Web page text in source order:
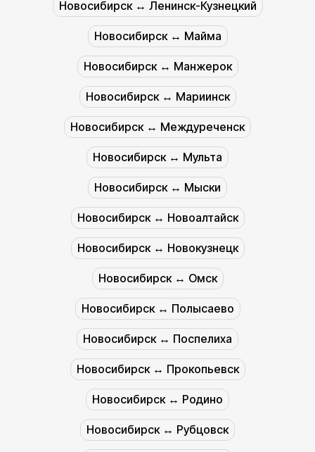
Новосибирск ↔︎ Ленинск-Кузнецкий
Новосибирск ↔︎ Майма
Новосибирск ↔︎ Манжерок
Новосибирск ↔︎ Мариинск
Новосибирск ↔︎ Междуреченск
Новосибирск ↔︎ Мульта
Новосибирск ↔︎ Мыски
Новосибирск ↔︎ Новоалтайск
Новосибирск ↔︎ Новокузнецк
Новосибирск ↔︎ Омск
Новосибирск ↔︎ Полысаево
Новосибирск ↔︎ Поспелиха
Новосибирск ↔︎ Прокопьевск
Новосибирск ↔︎ Родино
Новосибирск ↔︎ Рубцовск